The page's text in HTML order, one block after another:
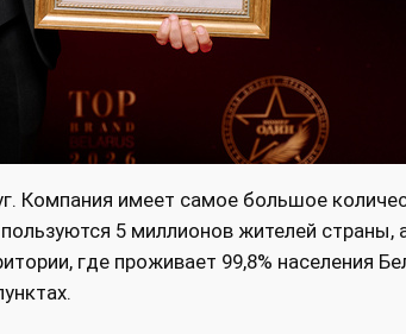
Компания имеет самое большое
5 миллионов жителей
где проживает 99,8% населения